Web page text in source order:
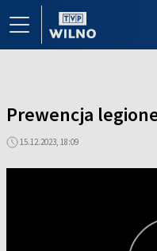
Prewencja
15.12.2023, 18:09